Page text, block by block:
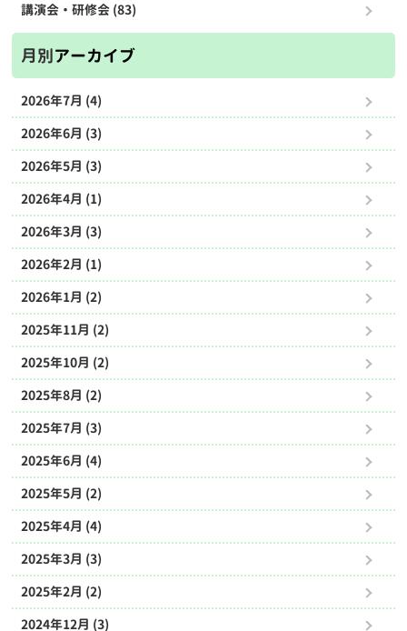
講演会・研修会 (83)
月別アーカイブ
2026年7月 (4)
2026年6月 (3)
2026年5月 (3)
2026年4月 (1)
2026年3月 (3)
2026年2月 (1)
2026年1月 (2)
2025年11月 (2)
2025年10月 (2)
2025年8月 (2)
2025年7月 (3)
2025年6月 (4)
2025年5月 (2)
2025年4月 (4)
2025年3月 (3)
2025年2月 (2)
2024年12月 (3)